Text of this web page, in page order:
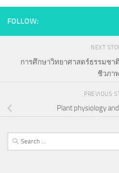
FOLLOW:
NEXT
การศึกษาวิทยาศาสตร์ธรรมชา
ชีวภาพ
PREVIOUS
Plant physiology
Search
for: